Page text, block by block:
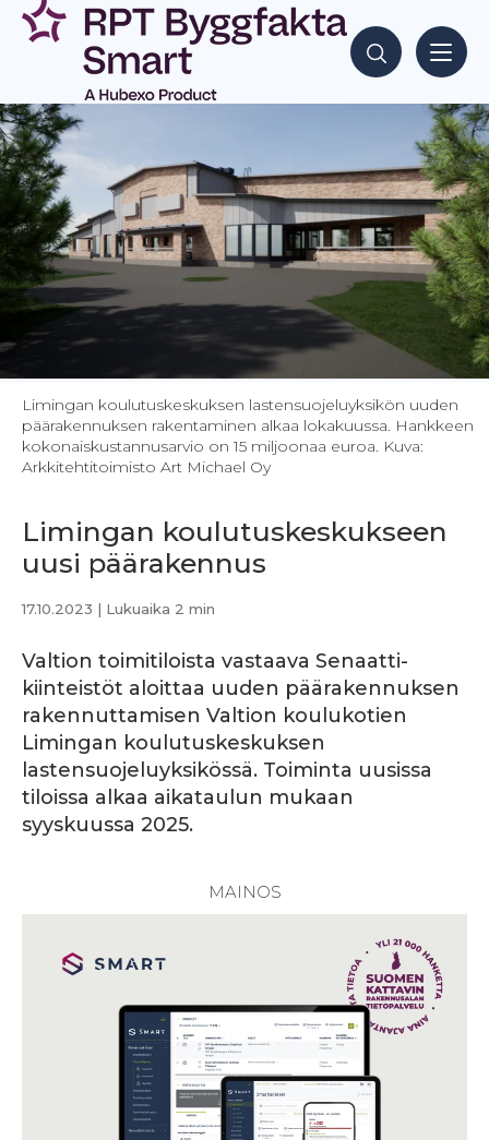
Siirry
sisältöön
Hae sisältöjä
Limingan koulutuskeskuksen lastensuojeluyksikön uuden
päärakennuksen rakentaminen alkaa lokakuussa. Hankkeen
kokonaiskustannusarvio on 15 miljoonaa euroa.
Kuva:
Arkkitehtitoimisto Art Michael Oy
Limingan koulutuskeskukseen
uusi päärakennus
17.10.2023 | Lukuaika 2 min
Valtion toimitiloista vastaava Senaatti-
kiinteistöt aloittaa uuden päärakennuksen
rakennuttamisen Valtion koulukotien
Limingan koulutuskeskuksen
lastensuojeluyksikössä. Toiminta uusissa
tiloissa alkaa aikataulun mukaan
syyskuussa 2025.